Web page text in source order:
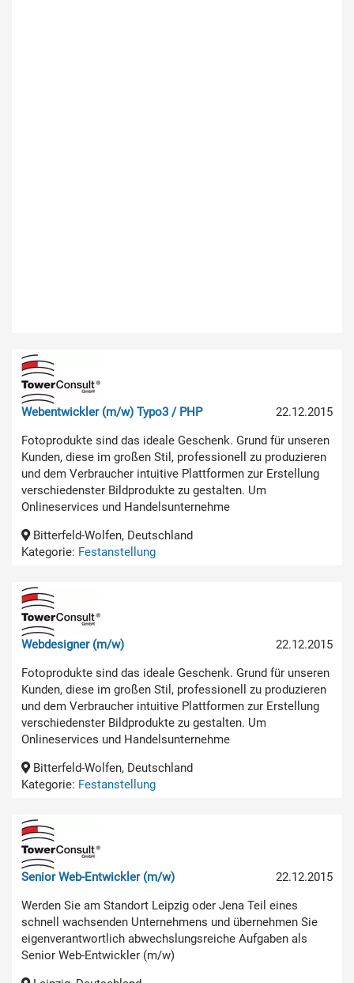
22.12.2015
Webentwickler (m/w) Typo3 / PHP
Fotoprodukte sind das ideale Geschenk. Grund für unseren
Kunden, diese im großen Stil, professionell zu produzieren
und dem Verbraucher intuitive Plattformen zur Erstellung
verschiedenster Bildprodukte zu gestalten. Um
Onlineservices und Handelsunternehme
Bitterfeld-Wolfen, Deutschland
Kategorie: Festanstellung
22.12.2015
Webdesigner (m/w)
Fotoprodukte sind das ideale Geschenk. Grund für unseren
Kunden, diese im großen Stil, professionell zu produzieren
und dem Verbraucher intuitive Plattformen zur Erstellung
verschiedenster Bildprodukte zu gestalten. Um
Onlineservices und Handelsunternehme
Bitterfeld-Wolfen, Deutschland
Kategorie: Festanstellung
22.12.2015
Senior Web-Entwickler (m/w)
Werden Sie am Standort Leipzig oder Jena Teil eines
schnell wachsenden Unternehmens und übernehmen Sie
eigenverantwortlich abwechslungsreiche Aufgaben als
Senior Web-Entwickler (m/w)